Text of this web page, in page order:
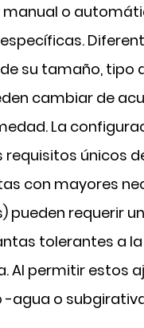
o
su tamaño,
cambiar de
La
únicos
con mayores
pueden requerir
tolerantes a
Al permitir estos
agua o